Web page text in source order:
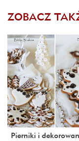
ZOBACZ
Pierniki i